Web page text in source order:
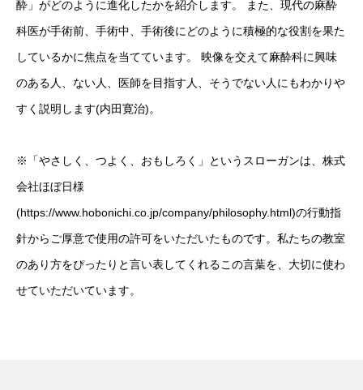
酔」がどのように進化したかを紹介します。 また、現代の麻酔
科医が手術前、手術中、手術後にどのように積極的な役割を果た
しているかに焦点を当てています。 映像を交えて麻酔科に興味
のある人、ない人、医師を目指す人、そうでない人にもわかりや
すく説明します(内田寛治)。
※「やさしく、つよく、おもしろく」というスローガンは、株式
会社ほぼ日様
(https://www.hobonichi.co.jp/company/philosophy.html)の行動指
針からご厚意で使用の許可をいただいたものです。私たちの教室
のあり方をぴったりと言い表してくれるこの言葉を、大切に使わ
せていただいています。